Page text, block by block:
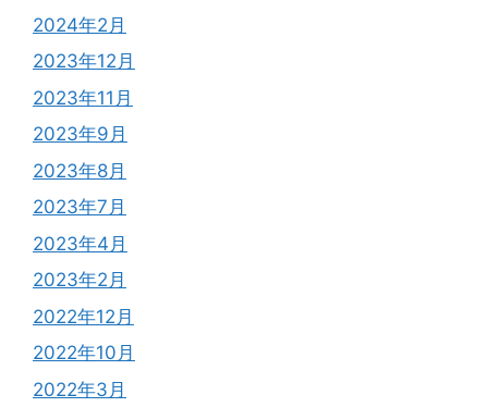
2024年2月
2023年12月
2023年11月
2023年9月
2023年8月
2023年7月
2023年4月
2023年2月
2022年12月
2022年10月
2022年3月